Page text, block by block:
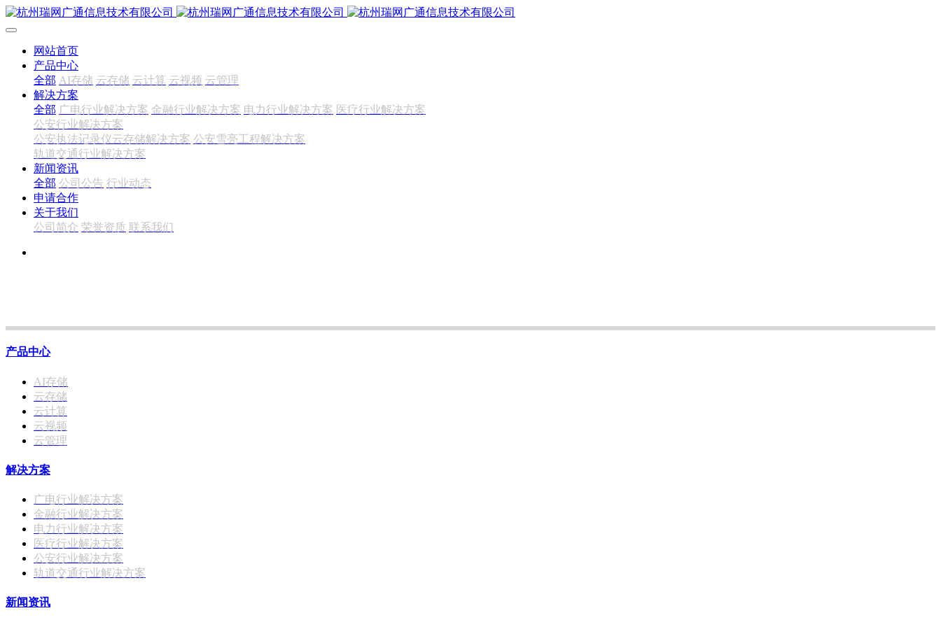
网站首页
产品中心
全部 AI存储 云存储 云计算 云视频 云管理
解决方案
全部 广电行业解决方案 金融行业解决方案 电力行业解决方案 医疗行业解决方案
公安行业解决方案
公安执法记录仪云存储解决方案 公安雪亮工程解决方案
轨道交通行业解决方案
新闻资讯
全部 公司公告 行业动态
申请合作
关于我们
公司简介 荣誉资质 联系我们
产品中心
AI存储
云存储
云计算
云视频
云管理
解决方案
广电行业解决方案
金融行业解决方案
电力行业解决方案
医疗行业解决方案
公安行业解决方案
轨道交通行业解决方案
新闻资讯